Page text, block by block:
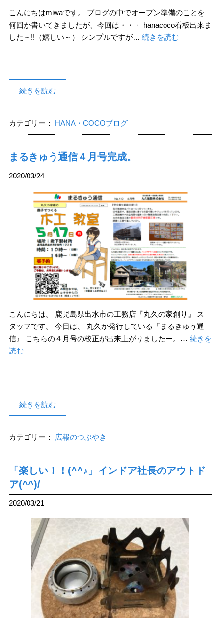
こんにちはmiwaです。 ブログの中でオープン準備のことを
何回か書いてきましたが、今回は・・・ hanacoco看板出来ま
した～!!（嬉しい～） シンプルですが… 続きを読む
続きを読む
カテゴリー： HANA・COCOブログ
まるきゅう通信４月号完成。
2020/03/24
こんにちは。 鹿児島県出水市の工務店『丸久の家創り』 ス
タッフです。 今日は、 丸久が発行している『まるきゅう通
信』 こちらの４月号の校正が出来上がりましたー。… 続きを
読む
続きを読む
カテゴリー： 広報のつぶやき
「楽しい！！(^^♪」インドア社長のアウトド
ア(^^)/
2020/03/21